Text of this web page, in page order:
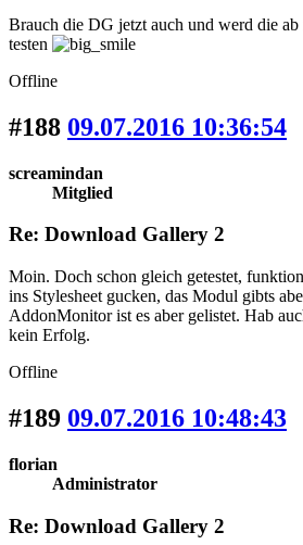
Brauch die DG jetzt auch und werd die ab
testen
Offline
#188 09.07.2016 10:36:54
screamindan
Mitglied
Re: Download Gallery 2
Moin. Doch schon gleich getestet,
ins Stylesheet gucken, das Modul gibts
AddonMonitor ist es aber gelistet. Hab
kein Erfolg.
Offline
#189 09.07.2016 10:48:43
florian
Administrator
Re: Download Gallery 2